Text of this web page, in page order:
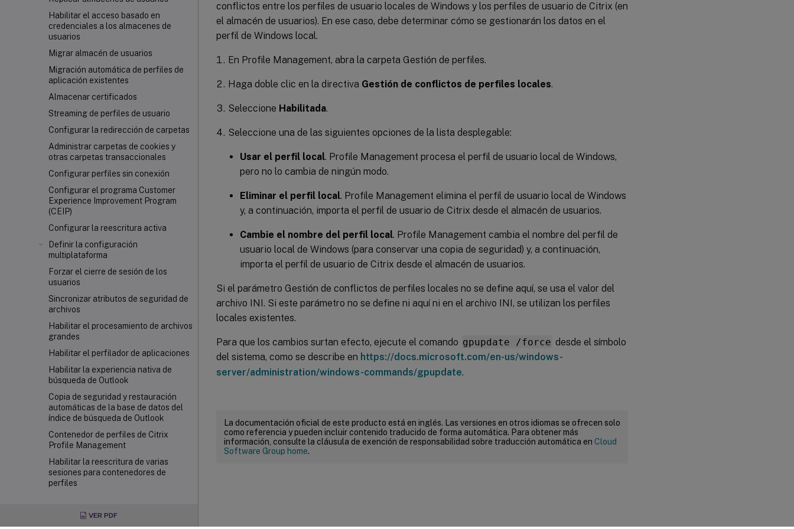
Habilitar el acceso basado en
credenciales a los almacenes de
usuarios
Migrar almacén de usuarios
Migración automática de perfiles de
aplicación existentes
Almacenar certificados
Streaming de perfiles de usuario
Configurar la redirección de carpetas
Administrar carpetas de cookies y
otras carpetas transaccionales
Configurar perfiles sin conexión
Configurar el programa Customer
Experience Improvement Program
(CEIP)
Configurar la reescritura activa
Definir la configuración
multiplataforma
Forzar el cierre de sesión de los
usuarios
Sincronizar atributos de seguridad de
archivos
Habilitar el procesamiento de archivos
grandes
Habilitar el perfilador de aplicaciones
Habilitar la experiencia nativa de
búsqueda de Outlook
Copia de seguridad y restauración
automáticas de la base de datos del
índice de búsqueda de Outlook
Contenedor de perfiles de Citrix
Profile Management
Habilitar la reescritura de varias
sesiones para contenedores de
perfiles
de archivos VHDX
Reconectar automáticamente discos
VER PDF
conflictos entre los perfiles de usuario locales de Windows y los perfiles de usuario de Citrix (en
el almacén de usuarios). En ese caso, debe determinar cómo se gestionarán los datos en el
perfil de Windows local.
En Profile Management, abra la carpeta Gestión de perfiles.
Haga doble clic en la directiva Gestión de conflictos de perfiles locales.
Seleccione Habilitada.
Seleccione una de las siguientes opciones de la lista desplegable:
Usar el perfil local. Profile Management procesa el perfil de usuario local de Windows,
pero no lo cambia de ningún modo.
Eliminar el perfil local. Profile Management elimina el perfil de usuario local de Windows
y, a continuación, importa el perfil de usuario de Citrix desde el almacén de usuarios.
Cambie el nombre del perfil local. Profile Management cambia el nombre del perfil de
usuario local de Windows (para conservar una copia de seguridad) y, a continuación,
importa el perfil de usuario de Citrix desde el almacén de usuarios.
Si el parámetro Gestión de conflictos de perfiles locales no se define aquí, se usa el valor del
archivo INI. Si este parámetro no se define ni aquí ni en el archivo INI, se utilizan los perfiles
locales existentes.
Para que los cambios surtan efecto, ejecute el comando gpupdate /force desde el símbolo
del sistema, como se describe en https://docs.microsoft.com/en-us/windows-
server/administration/windows-commands/gpupdate.
La documentación oficial de este producto está en inglés. Las versiones en otros idiomas se ofrecen solo
como referencia y pueden incluir contenido traducido de forma automática. Para obtener más
información, consulte la cláusula de exención de responsabilidad sobre traducción automática en Cloud
Software Group home.